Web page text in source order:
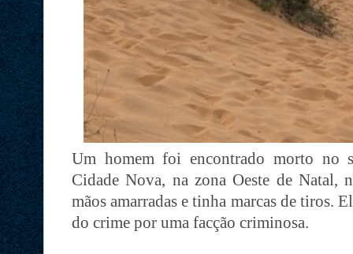
Um homem foi encontrado morto no
Cidade Nova, na zona Oeste de Natal,
mãos amarradas e tinha marcas de tiros.
do crime por uma facção criminosa.